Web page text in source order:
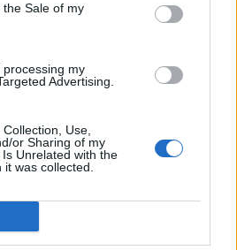
Sale of my
my
Advertising.
Use,
or Sharing of my
Unrelated with the
was collected.
споры о
холме